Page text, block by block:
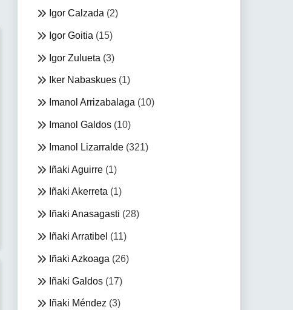
Igor Calzada (2)
Igor Goitia (15)
Igor Zulueta (3)
Iker Nabaskues(1)
Imanol Arrizabalaga (10)
Imanol Galdos(10)
Imanol Lizarralde(321)
Iñaki Aguirre(1)
Iñaki Akerreta(1)
Iñaki Anasagasti (28)
Iñaki Arratibel (11)
Iñaki Azkoaga (26)
Iñaki Galdos(17)
Iñaki Méndez(3)